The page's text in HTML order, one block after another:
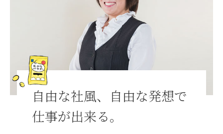
自由な社風、自由な発想で
仕事が出来る。